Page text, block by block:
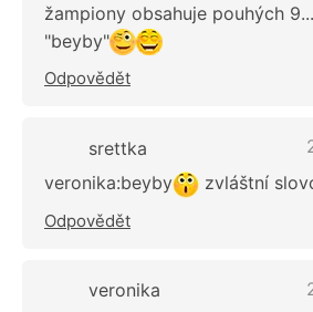
žampiony obsahuje pouhých 9...
"beyby"
Odpovědět
srettka
veronika:beyby
zvláštní
Odpovědět
veronika